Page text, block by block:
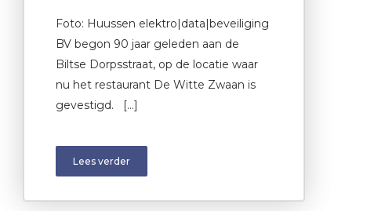
Foto: Huussen elektro|data|beveiliging
BV begon 90 jaar geleden aan de
Biltse Dorpsstraat, op de locatie waar
nu het restaurant De Witte Zwaan is
gevestigd. […]
Lees verder